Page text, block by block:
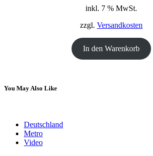
war:
ist:
inkl. 7 % MwSt.
zzgl. Versandkosten
In den Warenkorb
You May Also Like
Deutschland
Metro
Video